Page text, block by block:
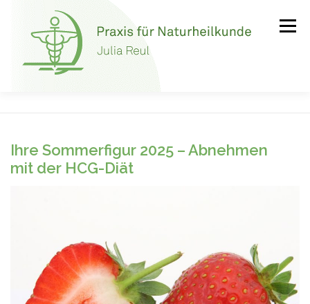
springen
Menü
KOSTENLOSE ERSTBERATUNG
Ihre Sommerfigur 2025 – Abnehmen
mit der HCG-Diät